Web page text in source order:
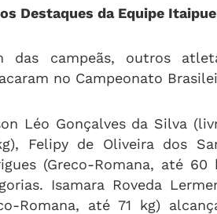
Destaques da Equipe
das campeãs, outros
no Campeonato
Léo Gonçalves da Silva
Felipy de Oliveira dos
(Greco-Romana, até
Isamara Roveda
Romana, até 71 kg)